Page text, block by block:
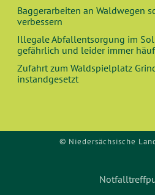
Baggerarbeiten an Waldwegen
verbessern
Illegale Abfallentsorgung im
gefährlich und leider immer
Zufahrt zum Waldspielplatz
instandgesetzt
© Niedersächsische